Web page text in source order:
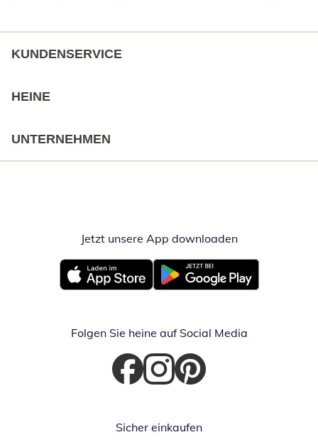
KUNDENSERVICE
HEINE
UNTERNEHMEN
Jetzt unsere App downloadenÖffnet in
Öffnet in neuem FensterÖffnet in neuem Fenster
Folgen Sie heine auf Social Media
Öffnet in neuem Fenster
Öffnet in neuem Fenster
Öffnet in neuem Fenster
Sicher einkaufen